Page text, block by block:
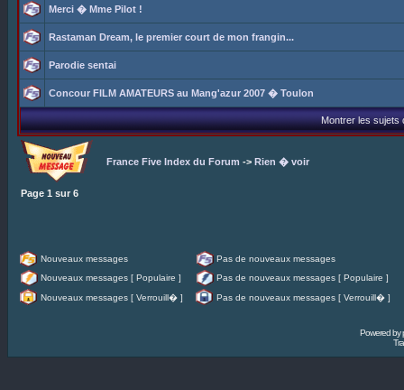
Merci � Mme Pilot !
Rastaman Dream, le premier court de mon frangin...
Parodie sentai
Concour FILM AMATEURS au Mang'azur 2007 � Toulon
Montrer les sujets
France Five Index du Forum -> Rien � voir
Page 1 sur 6
Nouveaux messages
Pas de nouveaux messages
Nouveaux messages [ Populaire ]
Pas de nouveaux messages [ Populaire ]
Nouveaux messages [ Verrouill� ]
Pas de nouveaux messages [ Verrouill� ]
Powered by